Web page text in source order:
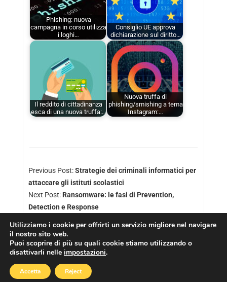
Phishing: nuova
campagna in corso utilizza
i loghi…
Consiglio UE approva
dichiarazione sul diritto…
Il reddito di cittadinanza
esca di una nuova truffa:…
Nuova truffa di
phishing/smishing a tema
Instagram:…
Previous Post:Strategie dei criminali informatici per
attaccare gli istituti scolastici
Next Post: Ransomware: le fasi di Prevention,
Detection e Response
Copyright © 2026
Utilizziamo i cookie per offrirti un servizio migliore nel navigare
il nostro sito web.
Puoi scoprire di più su quali cookie stiamo utilizzando o
disattivarli nelle impostazioni.
Accetta Reject